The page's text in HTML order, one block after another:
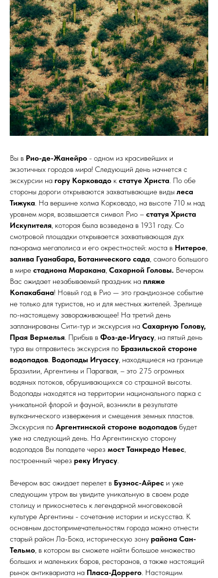
Вы в Рио-де-Жанейро - одном из красивейших и
экзотичных городов мира! Следующий день начнется с
экскурсии на гору Корковадо к статуе Христа. По обе
стороны дороги открываются захватывающие виды леса
Тижука. На вершине холма Корковадо, на высоте 710 м над
уровнем моря, возвышается символ Рио – статуя Христа
Искупителя, которая была возведена в 1931 году. Со
смотровой площадки открывается захватывающая дух
панорама мегаполиса и его окрестностей: моста в Нитерое,
залива Гуанабара, Ботанического сада, самого большого
в мире стадиона Маракана, Сахарной Головы. Вечером
Вас ожидает незабываемый праздник на пляже
Копакабана! Новый год в Рио — это грандиозное событие
не только для туристов, но и для местных жителей. Зрелище
по-настоящему завораживающее! На третий день
запланированы Сити-тур и экскурсия на Сахарную Голову,
Прая Вермелья. Прибыв в Фоз-де-Игуасу, на пятый день
тура вы отправитесь экскурсия по Бразильской стороне
водопадов. Водопады Игуассу, находящиеся на границе
Бразилии, Аргентины и Парагвая, – это 275 огромных
водяных потоков, обрушивающихся со страшной высоты.
Водопады находятся на территории национального парка с
уникальной флорой и фауной, возникли в результате
вулканического извержения и смещения земных пластов.
Экскурсия по Аргентинской стороне водопадов будет
уже на следующий день. На Аргентинскую сторону
водопадов Вы попадете через мост Танкредо Невес,
построенный через реку Игуасу.
Вечером вас ожидает перелет в Буэнос-Айрес и уже
следующим утром вы увидите уникальную в своем роде
столицу и прикоснетесь к легендарной многовековой
культуре Аргентины - сочетание истории и искусства. К
основным достопримечательностям города можно отнести
старый район Ла-Бока, историческую зону района Сан-
Тельмо, в котором вы сможете найти большое множество
больших и маленьких баров, ресторанов, а также настоящий
рынок антиквариата на Пласа-Доррего. Настоящим